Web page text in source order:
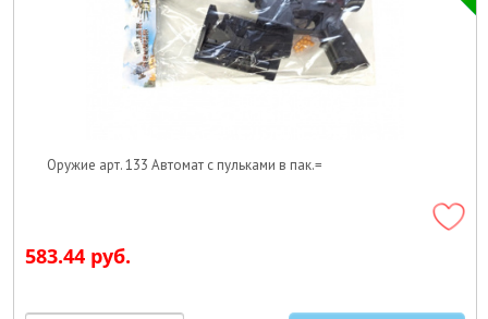
Оружие арт. 133 Автомат с пульками в пак.=
583.44 руб.